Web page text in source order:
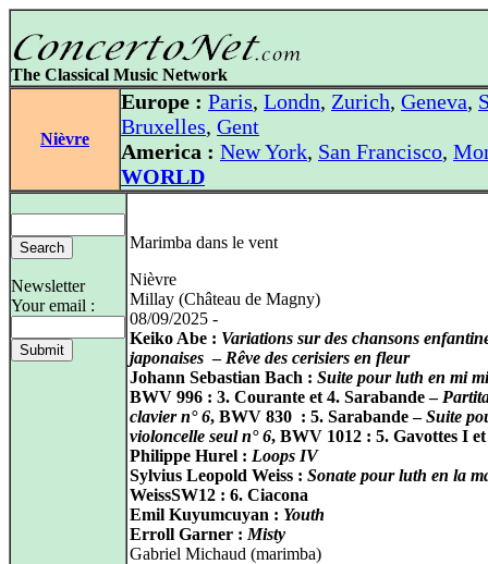
The Classical Music Network
Nièvre
Europe : Paris, Londn, Zurich, Geneva,
Bruxelles, Gent
America : New York, San Francisco,
WORLD
Newsletter
Your email :
Marimba dans le vent
Nièvre
Millay (Château de Magny)
08/09/2025 -
Keiko Abe : Variations sur des chansons
japonaises – Rêve des cerisiers en fleur
Johann Sebastian Bach : Suite pour luth en mi
BWV 996 : 3. Courante et 4. Sarabande –
clavier n° 6, BWV 830 : 5. Sarabande –Suite
violoncelle seul n° 6, BWV 1012 : 5. Gavottes I
Philippe Hurel : Loops IV
Sylvius Leopold Weiss : Sonate pour luth en la
WeissSW12 : 6. Ciacona
Emil Kuyumcuyan : Youth
Erroll Garner : Misty
Gabriel Michaud (marimba)